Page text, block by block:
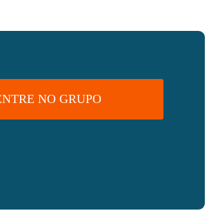
NO GRUPO